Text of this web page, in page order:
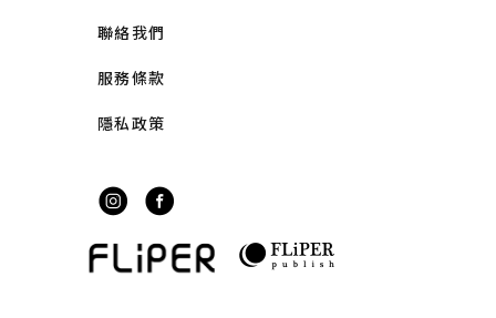
聯絡我們
服務條款
隱私政策